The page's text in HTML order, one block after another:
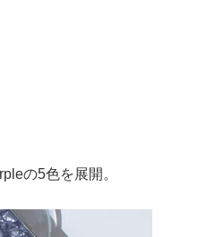
の5色を展開。